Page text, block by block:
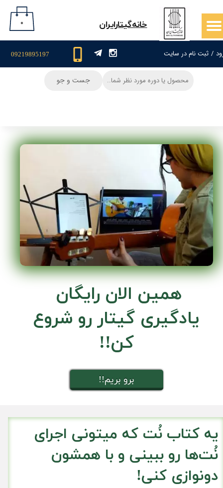
/ ثبت نام در سایت
حساب کاربری من
سفارشات
09219895197
​خانه‌گیتار‌ایران ۰
جست و جو
!!برو بریم
همین الان رایگان
​​​​​​​یادگیری گیتار رو شروع
کن!!
یه کتاب نُت که میتونی اجرای
نُت‌ها رو ببینی و با همشون
دونوازی کنی!